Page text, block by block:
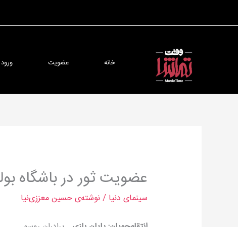
خانه عضویت ورود
عضویت ثور در باشگاه
سینمای دنیا / نوشته‌یحسین معززی‌نیا